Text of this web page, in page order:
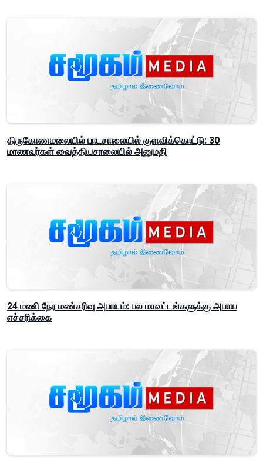
திருகோணமலையில் பாடசாலையில் குளவிக்கொட்டு: 30
மாணவர்கள் வைத்தியசாலையில் அனுமதி
24 மணி நேர மண்சரிவு அபாயம்: பல மாவட்டங்களுக்கு அபாய
எச்சரிக்கை